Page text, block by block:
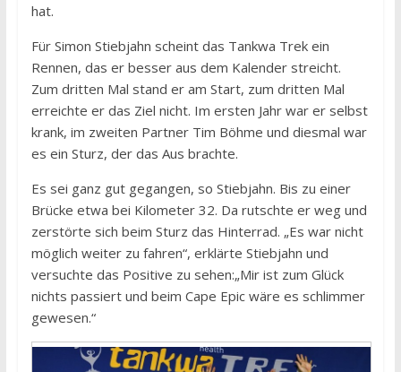
hat.
Für Simon Stiebjahn scheint das Tankwa Trek ein
Rennen, das er besser aus dem Kalender streicht.
Zum dritten Mal stand er am Start, zum dritten Mal
erreichte er das Ziel nicht. Im ersten Jahr war er selbst
krank, im zweiten Partner Tim Böhme und diesmal war
es ein Sturz, der das Aus brachte.
Es sei ganz gut gegangen, so Stiebjahn. Bis zu einer
Brücke etwa bei Kilometer 32. Da rutschte er weg und
zerstörte sich beim Sturz das Hinterrad. „Es war nicht
möglich weiter zu fahren“, erklärte Stiebjahn und
versuchte das Positive zu sehen:„Mir ist zum Glück
nichts passiert und beim Cape Epic wäre es schlimmer
gewesen.“